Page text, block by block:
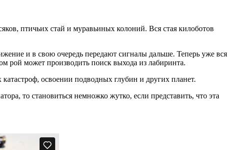
птичьих стай и муравьиных колоний. Вся стая килоботов
и в свою очередь передают сигналы дальше. Теперь уже вся
рой может производить поиск выхода из лабиринта.
освоении подводных глубин и других планет.
то становиться немножко жутко, если представить, что эта